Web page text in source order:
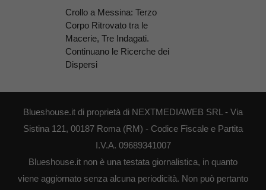
Crollo a Messina: Terzo
Corpo Ritrovato tra le
Macerie, Tre Indagati.
Continuano le Ricerche dei
Dispersi
Blueshouse.it di proprietà di NEXTMEDIAWEB SRL - Via
Sistina 121, 00187 Roma (RM) - Codice Fiscale e Partita
I.V.A. 09689341007
Blueshouse.it non è una testata giornalistica, in quanto
viene aggiornato senza alcuna periodicità. Non può pertanto